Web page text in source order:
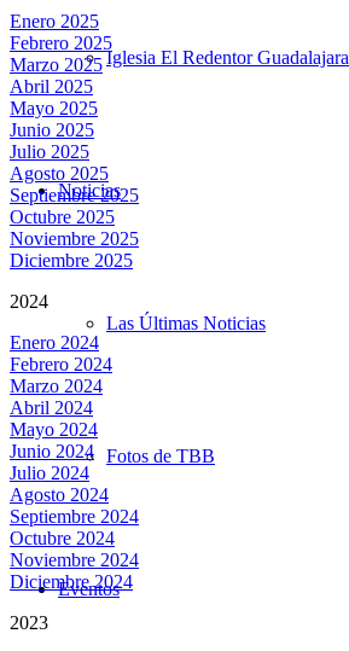
Iglesia El Redentor Guadalajara
Noticias
Las Últimas Noticias
Fotos de TBB
Eventos
Enero 2025
Febrero 2025
Marzo 2025
Abril 2025
Mayo 2025
Junio 2025
Julio 2025
Agosto 2025
Septiembre 2025
Octubre 2025
Noviembre 2025
Diciembre 2025
2024
Enero 2024
Febrero 2024
Marzo 2024
Abril 2024
Mayo 2024
Junio 2024
Julio 2024
Agosto 2024
Septiembre 2024
Octubre 2024
Noviembre 2024
Diciembre 2024
2023